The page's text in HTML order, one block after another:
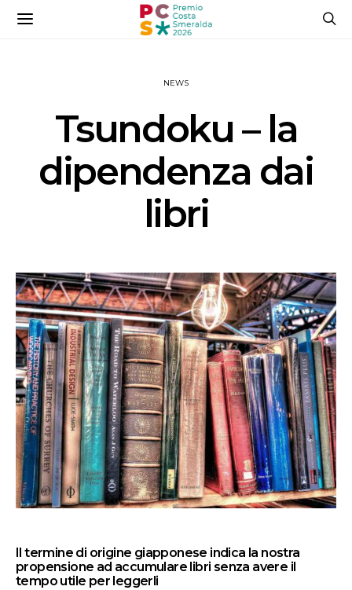
NEWS
Tsundoku – la
dipendenza dai
libri
Il termine di origine giapponese indica la nostra
propensione ad accumulare libri senza avere il
tempo utile per leggerli